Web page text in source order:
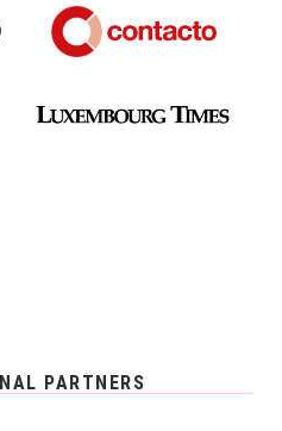
PARTNERS